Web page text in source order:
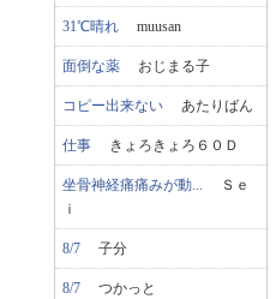
31℃晴れ muusan
面倒な薬 おじまる子
コピー出来ない あたりばん
仕事 きょろきょろ６０Ｄ
坐骨神経痛痛みが動...
Ｓｅ
ｉ
8/7 子分
8/7 つかっと